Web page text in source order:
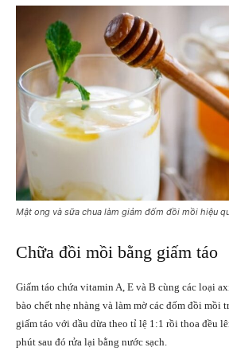
Mật ong và sữa chua làm giảm đốm đồi mồi hiệu
Chữa đồi mồi bằng giấm táo
Giấm táo chứa vitamin A, E và B cùng các loại
bào chết nhẹ nhàng và làm mờ các đốm đồi mồi
giấm táo với dầu dừa theo tỉ lệ 1:1 rồi thoa đều
phút sau đó rửa lại bằng nước sạch.